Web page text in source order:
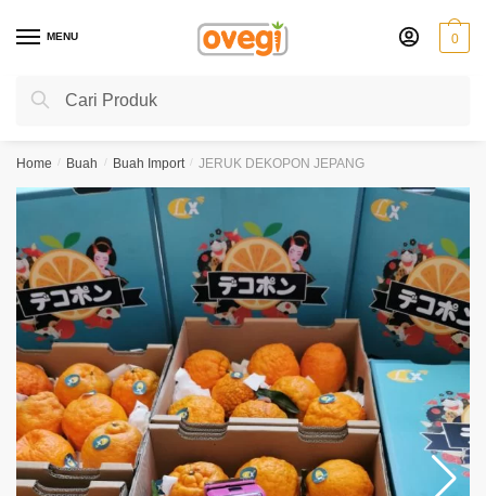
MENU
Search
Search
0
Home / Buah / Buah Import / JERUK DEKOPON JEPANG